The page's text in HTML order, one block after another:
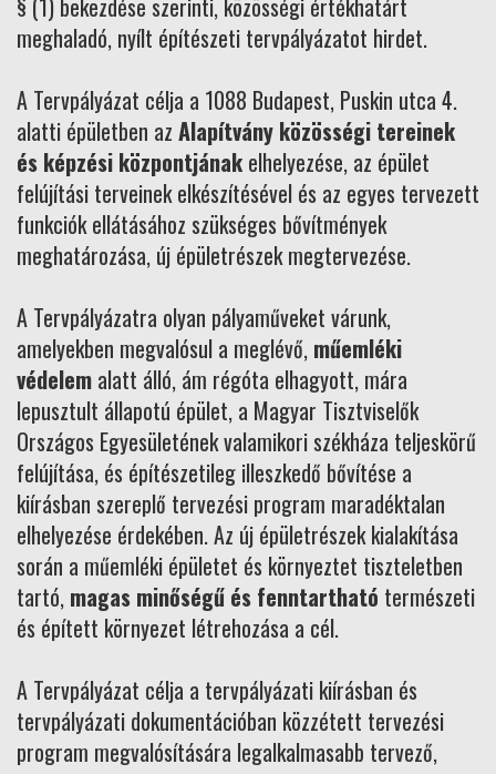
§ (1) bekezdése szerinti, közösségi értékhatárt
meghaladó, nyílt építészeti tervpályázatot hirdet.
A Tervpályázat célja a 1088 Budapest, Puskin utca 4.
alatti épületben az Alapítvány közösségi tereinek
és képzési központjának elhelyezése, az épület
felújítási terveinek elkészítésével és az egyes tervezett
funkciók ellátásához szükséges bővítmények
meghatározása, új épületrészek megtervezése.
A Tervpályázatra olyan pályaműveket várunk,
amelyekben megvalósul a meglévő, műemléki
védelem alatt álló, ám régóta elhagyott, mára
lepusztult állapotú épület, a Magyar Tisztviselők
Országos Egyesületének valamikori székháza teljeskörű
felújítása, és építészetileg illeszkedő bővítése a
kiírásban szereplő tervezési program maradéktalan
elhelyezése érdekében. Az új épületrészek kialakítása
során a műemléki épületet és környeztet tiszteletben
tartó, magas minőségű és fenntartható természeti
és épített környezet létrehozása a cél.
A Tervpályázat célja a tervpályázati kiírásban és
tervpályázati dokumentációban közzétett tervezési
program megvalósítására legalkalmasabb tervező,